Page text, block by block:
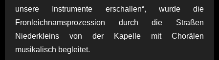
unsere Instrumente erschallen“, wurde die
Fronleichnamsprozession durch die Straßen
Niederkleins von der Kapelle mit Chorälen
musikalisch begleitet.